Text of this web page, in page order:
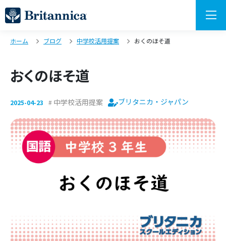
ホーム ブログ 中学校活用提案 おくのほそ道
おくのほそ道
2025-04-23 中学校活用提案 ブリタニカ・ジャパン